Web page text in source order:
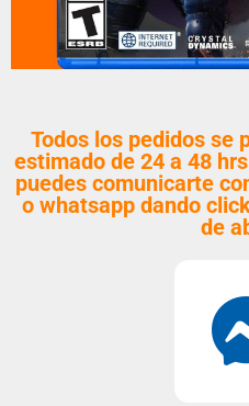
Todos los pedidos se
estimado de 24 a 48
puedes comunicarte
o whatsapp dando
de